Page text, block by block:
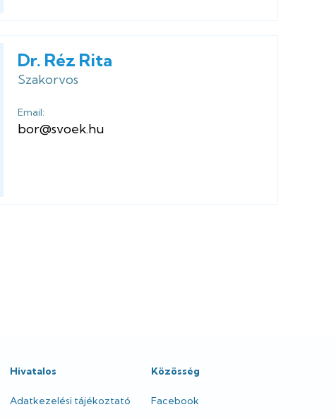
Dr. Réz Rita
Szakorvos
Email:
bor@svoek.hu
Hivatalos
Adatkezelési tájékoztató
Közösség
Facebook